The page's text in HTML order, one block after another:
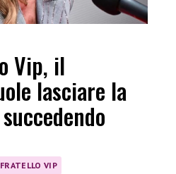
Vip, il
lasciare la
VIP